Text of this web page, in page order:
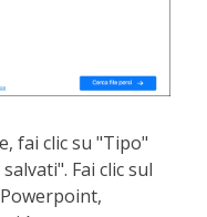
fai clic su "Tipo"
Fai clic sul